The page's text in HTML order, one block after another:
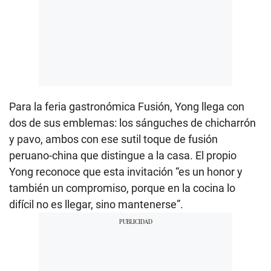
Para la feria gastronómica Fusión, Yong llega con
dos de sus emblemas: los sánguches de chicharrón
y pavo, ambos con ese sutil toque de fusión
peruano-china que distingue a la casa. El propio
Yong reconoce que esta invitación “es un honor y
también un compromiso, porque en la cocina lo
difícil no es llegar, sino mantenerse”.